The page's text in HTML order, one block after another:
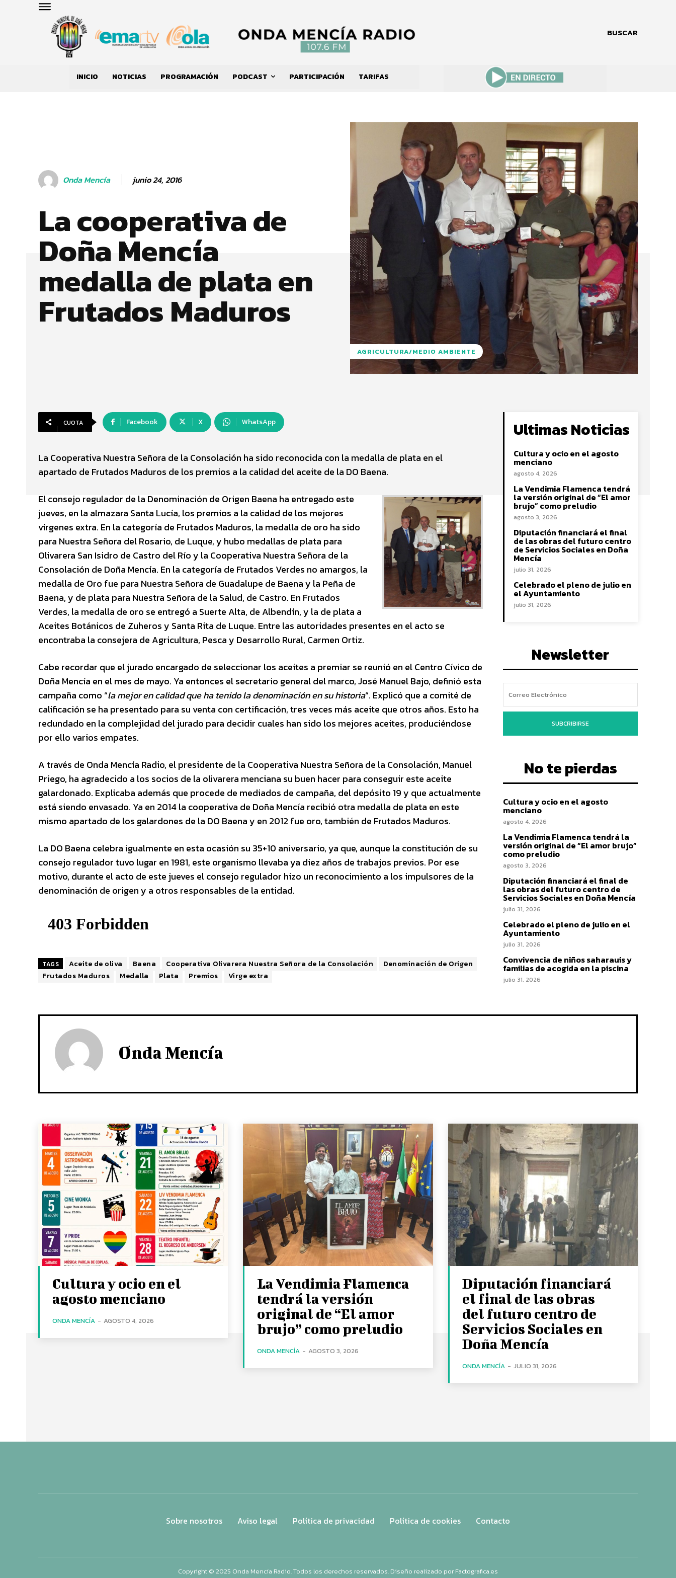
BUSCAR
INICIO NOTICIAS PROGRAMACIÓN PODCAST PARTICIPACIÓN TARIFAS
Onda Mencía junio 24, 2016
La cooperativa de
Doña Mencía
medalla de plata en
Frutados Maduros
AGRICULTURA/MEDIO AMBIENTE
CUOTA Facebook X WhatsApp
La Cooperativa Nuestra Señora de la Consolación ha sido reconocida con la medalla de plata en el
apartado de Frutados Maduros de los premios a la calidad del aceite de la DO Baena.
El consejo regulador de la Denominación de Origen Baena ha entregado este
jueves, en la almazara Santa Lucía, los premios a la calidad de los mejores
vírgenes extra. En la categoría de Frutados Maduros, la medalla de oro ha sido
para Nuestra Señora del Rosario, de Luque, y hubo medallas de plata para
Olivarera San Isidro de Castro del Río y la Cooperativa Nuestra Señora de la
Consolación de Doña Mencía. En la categoría de Frutados Verdes no amargos, la
medalla de Oro fue para Nuestra Señora de Guadalupe de Baena y la Peña de
Baena, y de plata para Nuestra Señora de la Salud, de Castro. En Frutados
Verdes, la medalla de oro se entregó a Suerte Alta, de Albendín, y la de plata a
Aceites Botánicos de Zuheros y Santa Rita de Luque. Entre las autoridades presentes en el acto se
encontraba la consejera de Agricultura, Pesca y Desarrollo Rural, Carmen Ortiz.
Cabe recordar que el jurado encargado de seleccionar los aceites a premiar se reunió en el Centro Cívico de
Doña Mencía en el mes de mayo. Ya entonces el secretario general del marco, José Manuel Bajo, definió esta
campaña como “la mejor en calidad que ha tenido la denominación en su historia“. Explicó que a comité de
calificación se ha presentado para su venta con certificación, tres veces más aceite que otros años. Esto ha
redundado en la complejidad del jurado para decidir cuales han sido los mejores aceites, produciéndose
por ello varios empates.
A través de Onda Mencía Radio, el presidente de la Cooperativa Nuestra Señora de la Consolación, Manuel
Priego, ha agradecido a los socios de la olivarera menciana su buen hacer para conseguir este aceite
galardonado. Explicaba además que procede de mediados de campaña, del depósito 19 y que actualmente
está siendo envasado. Ya en 2014 la cooperativa de Doña Mencía recibió otra medalla de plata en este
mismo apartado de los galardones de la DO Baena y en 2012 fue oro, también de Frutados Maduros.
La DO Baena celebra igualmente en esta ocasión su 35+10 aniversario, ya que, aunque la constitución de su
consejo regulador tuvo lugar en 1981, este organismo llevaba ya diez años de trabajos previos. Por ese
motivo, durante el acto de este jueves el consejo regulador hizo un reconocimiento a los impulsores de la
denominación de origen y a otros responsables de la entidad.
TAGS Aceite de oliva Baena Cooperativa Olivarera Nuestra Señora de la Consolación
Denominación de Origen
Frutados Maduros
Medalla Plata Premios Virge extra
Ultimas Noticias
Cultura y ocio en el agosto
menciano
agosto 4, 2026
La Vendimia Flamenca tendrá
la versión original de “El amor
brujo” como preludio
agosto 3, 2026
Diputación financiará el final
de las obras del futuro centro
de Servicios Sociales en Doña
Mencía
julio 31, 2026
Celebrado el pleno de julio en
el Ayuntamiento
julio 31, 2026
Newsletter
SUBCRIBIRSE
No te pierdas
Cultura y ocio en el agosto
menciano
agosto 4, 2026
La Vendimia Flamenca tendrá la
versión original de “El amor brujo”
como preludio
agosto 3, 2026
Diputación financiará el final de
las obras del futuro centro de
Servicios Sociales en Doña Mencía
julio 31, 2026
Celebrado el pleno de julio en el
Ayuntamiento
julio 31, 2026
Convivencia de niños saharauis y
familias de acogida en la piscina
julio 31, 2026
Onda Mencía
Cultura y ocio en el
agosto menciano
ONDA MENCÍA - AGOSTO 4, 2026
La Vendimia Flamenca
tendrá la versión
original de “El amor
brujo” como preludio
ONDA MENCÍA - AGOSTO 3, 2026
Diputación financiará
el final de las obras
del futuro centro de
Servicios Sociales en
Doña Mencía
ONDA MENCÍA - JULIO 31, 2026
Sobre nosotros Aviso legal Política de privacidad Política de cookies Contacto
Copyright © 2025 Onda Mencía Radio. Todos los derechos reservados. Diseño realizado por Factografica.es